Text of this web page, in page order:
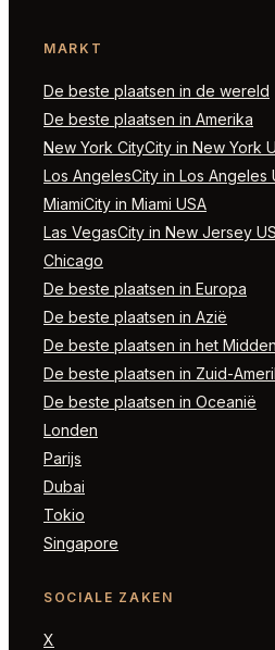
MARKT
De beste plaatsen in de wereld
De beste plaatsen in Amerika
New York CityCity in New York
Los AngelesCity in Los Angeles
MiamiCity in Miami USA
Las VegasCity in New Jersey
Chicago
De beste plaatsen in Europa
De beste plaatsen in Azië
De beste plaatsen in het
De beste plaatsen in Zuid-
De beste plaatsen in Oceanië
Londen
Parijs
Dubai
Tokio
Singapore
SOCIALE ZAKEN
X